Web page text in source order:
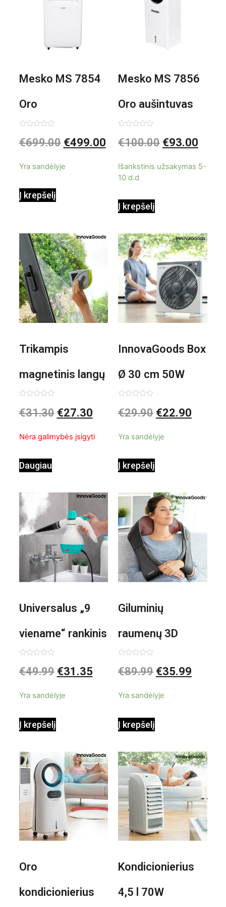
Mesko MS 7854
Oro
kondicionierius
0
iš
€699.00 €499.00
Yra sandėlyje
Į krepšelį
Mesko MS 7856
Oro aušintuvas
be ašmenų 3in1
0
iš
€100.00 €93.00
Išankstinis užsakymas 5-
10 d.d
Į krepšelį
Trikampis
magnetinis langų
valiklis Klinmag
0
iš
€31.30 €27.30
Nėra galimybės įsigyti
Daugiau
InnovaGoods Box
Ø 30 cm 50W
Baltai pilkas
0
iš
€29.90 €22.90
Yra sandėlyje
Į krepšelį
Universalus „9
viename“ rankinis
garintuvas su
0,35 L 3 Bar
1000W
0
iš
€49.99 €31.35
Yra sandėlyje
Į krepšelį
Giluminių
raumenų 3D
elektrinis
Shiatsu
0
iš
€89.99 €35.99
Yra sandėlyje
Į krepšelį
Oro
kondicionierius
Kondicionierius
4,5 l 70W